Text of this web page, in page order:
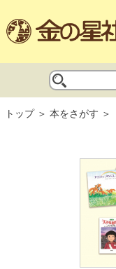
トップ 本をさがす